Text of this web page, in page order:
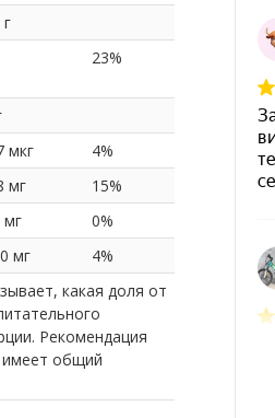
23%
мкг
4%
мг
15%
мг
0%
мг
4%
какая доля от
Рекомендация
имеет общий